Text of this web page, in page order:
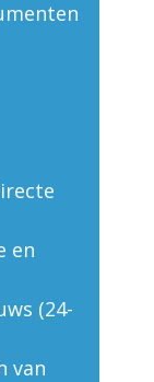
en
(24-
van